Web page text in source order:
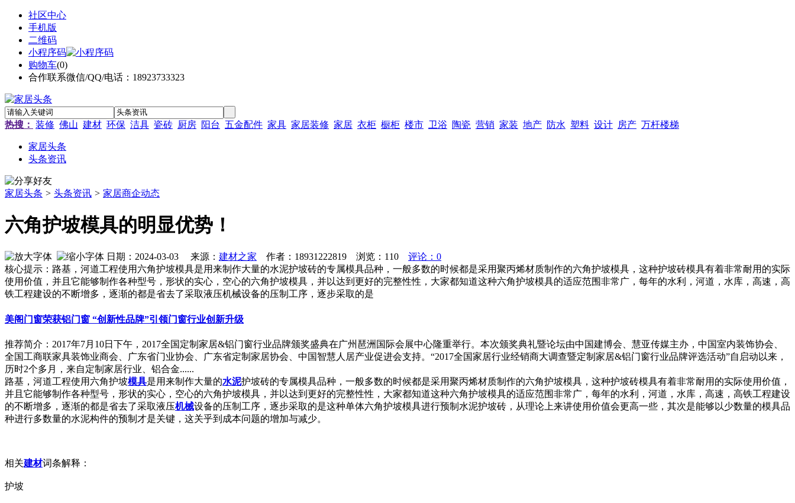
社区中心
手机版
二维码
小程序码
购物车(0)
合作联系微信/QQ/电话：18923733323
热搜： 装修 佛山 建材 环保 洁具 瓷砖 厨房 阳台 五金配件 家具 家居装修 家居 衣柜 橱柜 楼市 卫浴 陶瓷 营销 家装 地产 防水 塑料 设计 房产 万杆楼梯
家居头条
头条资讯
家居头条 > 头条资讯 > 家居商企动态
六角护坡模具的明显优势！
日期：2024-03-03 来源： 建材之家 作者：18931222819 浏览： 110
评论：0
核心提示：路基，河道工程使用六角护坡模具是用来制作大量的水泥护坡砖的专属模具品种，一般多数的时候都是采用聚丙烯材质制作的六角护坡模具，这种护坡砖模具有着非常耐用的实际
使用价值，并且它能够制作各种型号，形状的实心，空心的六角护坡模具，并以达到更好的完整性性，大家都知道这种六角护坡模具的适应范围非常广，每年的水利，河道，水库，高速，高
铁工程建设的不断增多，逐渐的都是省去了采取液压机械设备的压制工序，逐步采取的是
美阁门窗荣获铝门窗 “创新性品牌”引领门窗行业创新升级
推荐简介：2017年7月10日下午，2017全国定制家居&铝门窗行业品牌颁奖盛典在广州琶洲国际会展中心隆重举行。本次颁奖典礼暨论坛由中国建博会、慧亚传媒主办，中国室内装饰协会、
全国工商联家具装饰业商会、广东省门业协会、广东省定制家居协会、中国智慧人居产业促进会支持。“2017全国家居行业经销商大调查暨定制家居&铝门窗行业品牌评选活动”自启动以来，
历时2个多月，来自定制家居行业、铝合金......
路基，河道工程使用六角护坡模具是用来制作大量的水泥护坡砖的专属模具品种，一般多数的时候都是采用聚丙烯材质制作的六角护坡模具，这种护坡砖模具有着非常耐用的实际使用价值，
并且它能够制作各种型号，形状的实心，空心的六角护坡模具，并以达到更好的完整性性，大家都知道这种六角护坡模具的适应范围非常广，每年的水利，河道，水库，高速，高铁工程建设
的不断增多，逐渐的都是省去了采取液压机械设备的压制工序，逐步采取的是这种单体六角护坡模具进行预制水泥护坡砖，从理论上来讲使用价值会更高一些，其次是能够以少数量的模具品
种进行多数量的水泥构件的预制才是关键，这关乎到成本问题的增加与减少。
相关建材词条解释：
护坡